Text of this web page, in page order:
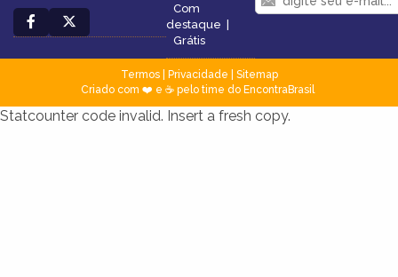
Com
destaque |
Grátis
Termos| Privacidade
Sitemap
Criado com ❤️ e ☕ pelo time do EncontraBrasil
Statcounter code invalid. Insert a fresh copy.